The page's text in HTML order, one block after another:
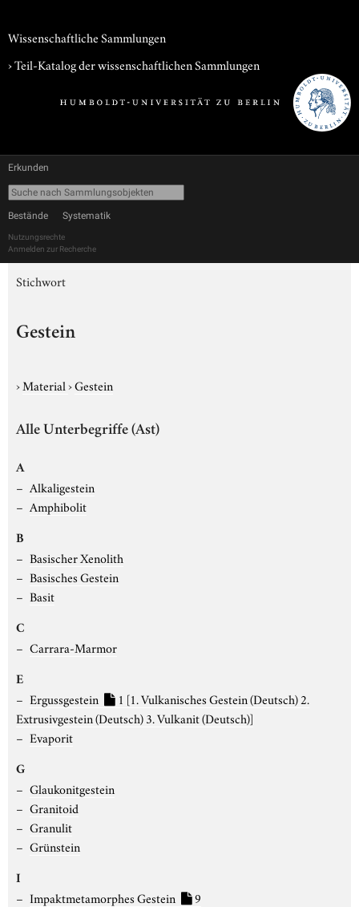
Wissenschaftliche Sammlungen
› Teil-Katalog der wissenschaftlichen Sammlungen
Erkunden
Bestände Systematik
Nutzungsrechte
Anmelden zur Recherche
Stichwort
Gestein
›Material›Gestein
Alle Unterbegriffe (Ast)
A
Alkaligestein
Amphibolit
B
Basischer Xenolith
Basisches Gestein
Basit
C
Carrara-Marmor
E
Ergussgestein 1 [1. Vulkanisches Gestein (Deutsch) 2.
Extrusivgestein (Deutsch) 3. Vulkanit (Deutsch)]
Evaporit
G
Glaukonitgestein
Granitoid
Granulit
Grünstein
I
Impaktmetamorphes Gestein 9